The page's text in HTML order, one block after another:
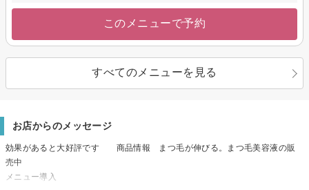
このメニューで予約
すべてのメニューを見る
お店からのメッセージ
効果があると大好評です 商品情報 まつ毛が伸びる。まつ毛美容液の販
売中
メニュー導入